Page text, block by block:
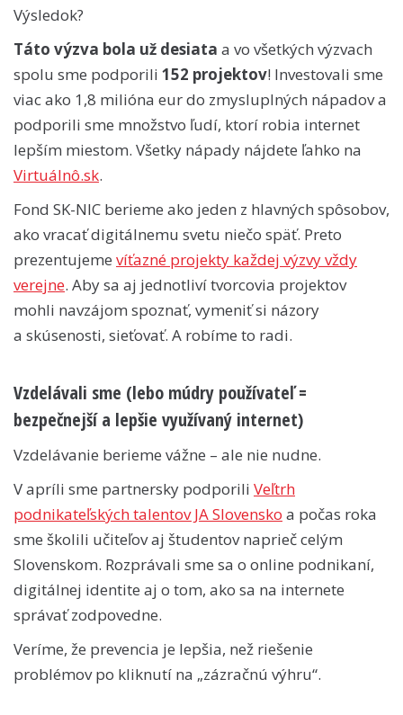
Výsledok?
Táto výzva bola už desiata a vo všetkých výzvach
spolu sme podporili 152 projektov! Investovali sme
viac ako 1,8 milióna eur do zmysluplných nápadov a
podporili sme množstvo ľudí, ktorí robia internet
lepším miestom. Všetky nápady nájdete ľahko na
Virtuálnô.sk.
Fond SK-NIC berieme ako jeden z hlavných spôsobov,
ako vracať digitálnemu svetu niečo späť. Preto
prezentujeme víťazné projekty každej výzvy vždy
verejne. Aby sa aj jednotliví tvorcovia projektov
mohli navzájom spoznať, vymeniť si názory
a skúsenosti, sieťovať. A robíme to radi.
Vzdelávali sme (lebo múdry používateľ =
bezpečnejší a lepšie využívaný internet)
Vzdelávanie berieme vážne – ale nie nudne.
V apríli sme partnersky podporili Veľtrh
podnikateľských talentov JA Slovensko a počas roka
sme školili učiteľov aj študentov naprieč celým
Slovenskom. Rozprávali sme sa o online podnikaní,
digitálnej identite aj o tom, ako sa na internete
správať zodpovedne.
Veríme, že prevencia je lepšia, než riešenie
problémov po kliknutí na „zázračnú výhru“.